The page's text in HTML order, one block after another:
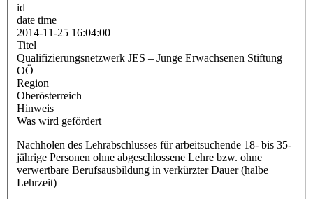
id
date time
2014-11-25 16:04:00
Titel
Qualifizierungsnetzwerk JES – Junge Erwachsenen Stiftung
OÖ
Region
Oberösterreich
Hinweis
Was wird gefördert
Nachholen des Lehrabschlusses für arbeitsuchende 18- bis 35-
jährige Personen ohne abgeschlossene Lehre bzw. ohne
verwertbare Berufsausbildung in verkürzter Dauer (halbe
Lehrzeit)